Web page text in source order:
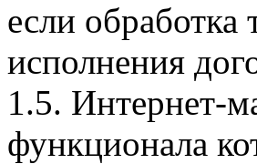
если
исполнения
1.5. Интернет-
функционала